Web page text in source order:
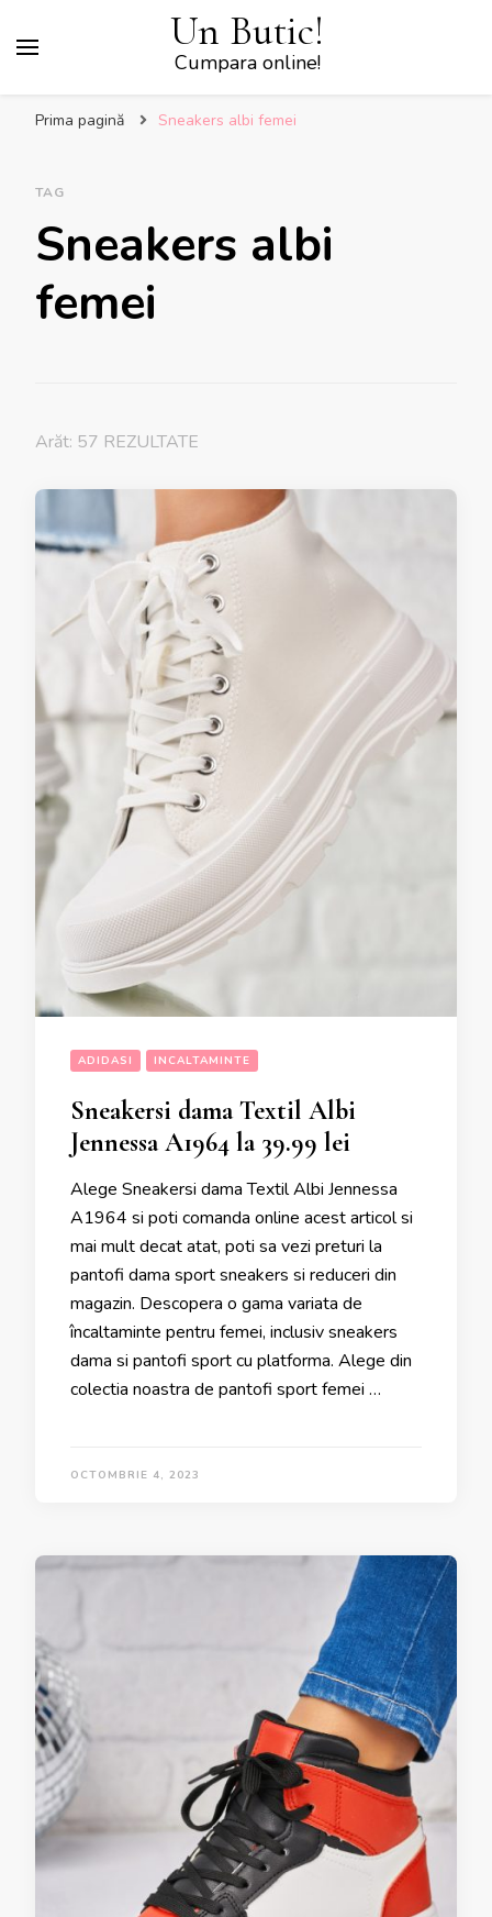
Un Butic!
Cumpara online!
Prima pagină Sneakers albi femei
TAG
Sneakers albi
femei
Arăt: 57 REZULTATE
ADIDASI INCALTAMINTE
Sneakersi dama Textil Albi
Jennessa A1964 la 39.99 lei
Alege Sneakersi dama Textil Albi Jennessa
A1964 si poti comanda online acest articol si
mai mult decat atat, poti sa vezi preturi la
pantofi dama sport sneakers si reduceri din
magazin. Descopera o gama variata de
încaltaminte pentru femei, inclusiv sneakers
dama si pantofi sport cu platforma. Alege din
colectia noastra de pantofi sport femei …
OCTOMBRIE 4, 2023